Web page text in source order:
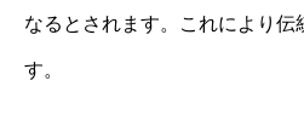
なるとされます。これにより伝
す。